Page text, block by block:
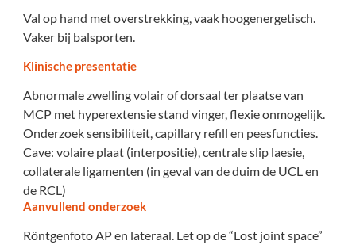
Val op hand met overstrekking, vaak hoogenergetisch.
Vaker bij balsporten.
Klinische presentatie
Abnormale zwelling volair of dorsaal ter plaatse van
MCP met hyperextensie stand vinger, flexie onmogelijk.
Onderzoek sensibiliteit, capillary refill en peesfuncties.
Cave: volaire plaat (interpositie), centrale slip laesie,
collaterale ligamenten (in geval van de duim de UCL en
de RCL)
Aanvullend onderzoek
Röntgenfoto AP en lateraal. Let op de “Lost joint space”